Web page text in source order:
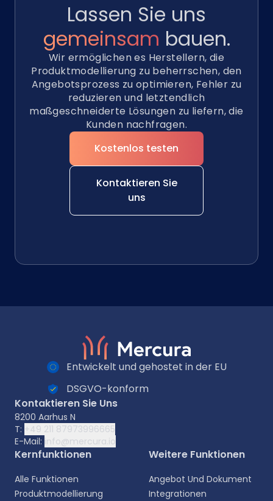
Lassen Sie uns
gemeinsam bauen.
Wir ermöglichen es Herstellern, die
Produktmodellierung zu beherrschen, den
Angebotsprozess zu optimieren, Fehler zu
reduzieren und letztendlich
maßgeschneiderte Lösungen zu liefern, die
Kunden nachfragen.
Kostenlos testen
Kontaktieren Sie
uns
Entwickelt und gehostet in der EU
DSGVO-konform
Kontaktieren Sie Uns
8200 Aarhus N
T: +49 211 87973996665
E-Mail: info@mercura.io
Kernfunktionen
Alle Funktionen
Produktmodellierung
Weitere Funktionen
Angebot Und Dokument
Integrationen